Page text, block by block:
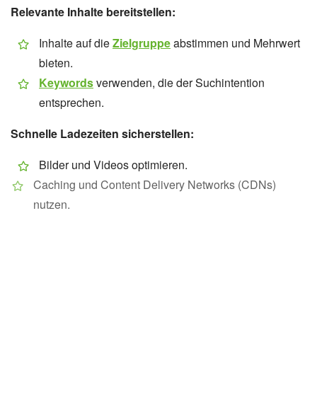
Relevante Inhalte bereitstellen:
Inhalte auf dieZielgruppeabstimmen und Mehrwert
bieten.
Keywordsverwenden, die der Suchintention
entsprechen.
Schnelle Ladezeiten sicherstellen:
Bilder und Videos optimieren.
Caching und Content Delivery Networks (CDNs)
nutzen.